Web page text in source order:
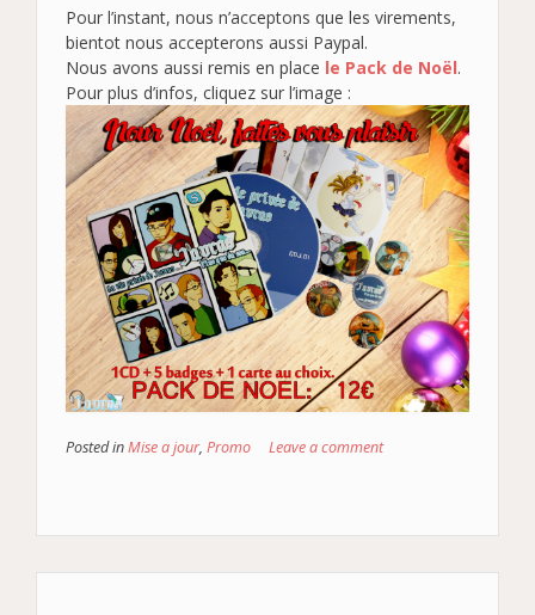
Pour l’instant, nous n’acceptons que les virements,
bientot nous accepterons aussi Paypal.
Nous avons aussi remis en place le Pack de Noël.
Pour plus d’infos, cliquez sur l’image :
Posted inMise a jour, Promo Leave a comment